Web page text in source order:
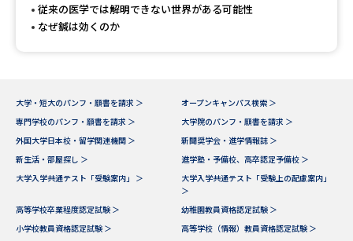
従来の医学では解明できない世界がある可能性
なぜ鍼は効くのか
大学・短大のパンフ・願書を請求 ＞
オープンキャンパス検索 ＞
専門学校のパンフ・願書を請求 ＞
大学院のパンフ・願書を請求 ＞
外国大学日本校・留学関連機関 ＞
新聞奨学会・進学情報誌 ＞
新生活・部屋探し ＞
進学塾・予備校、高卒認定予備校 ＞
大学入学共通テスト「受験案内」 ＞
大学入学共通テスト「受験上の配慮案内」
＞
高等学校卒業程度認定試験 ＞
幼稚園教員資格認定試験 ＞
小学校教員資格認定試験 ＞
高等学校（情報）教員資格認定試験 ＞